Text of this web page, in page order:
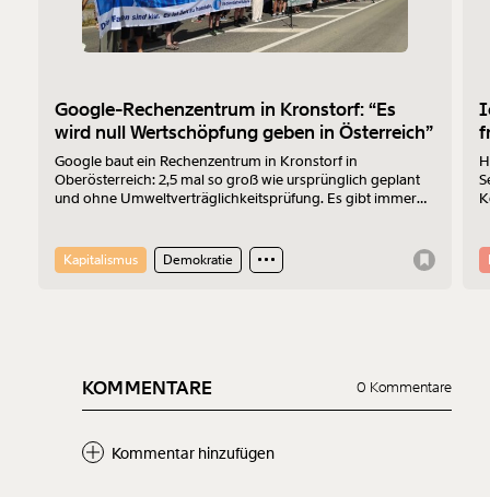
Google-Rechenzentrum in Kronstorf: “Es
wird null Wertschöpfung geben in Österreich”
Google baut ein Rechenzentrum in Kronstorf in
Oberösterreich: 2,5 mal so groß wie ursprünglich geplant
und ohne Umweltverträglichkeitsprüfung. Es gibt immer
Kronstorf“ Harald Müllner erklärt im Interview, wo die
Probleme liegen und was er sich vom Protest erhofft.
Kapitalismus Demokratie
KOMMENTARE 0 Kommentare
Kommentar hinzufügen